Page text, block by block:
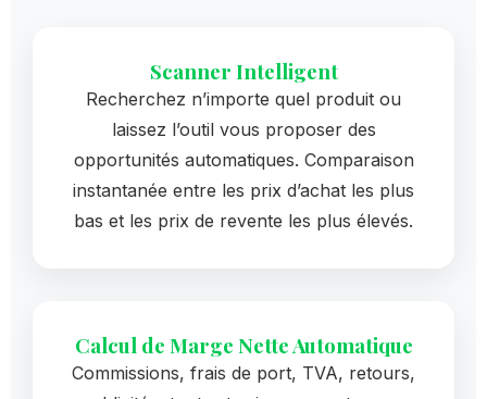
Scanner Intelligent
Recherchez n’importe quel produit ou
laissez l’outil vous proposer des
opportunités automatiques. Comparaison
instantanée entre les prix d’achat les plus
bas et les prix de revente les plus élevés.
Calcul de Marge Nette Automatique
Commissions, frais de port, TVA, retours,